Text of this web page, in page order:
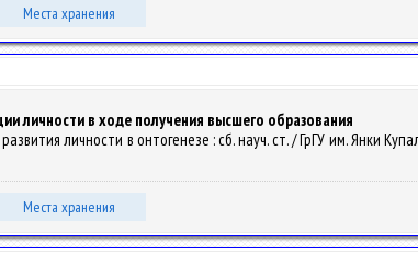
Места хранения
личности в ходе получения высшего образования
личности в онтогенезе : сб. науч. ст. / ГрГУ им. Янки
Места хранения